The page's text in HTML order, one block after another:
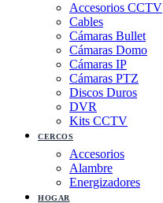
Accesorios CCTV
Cables
Cámaras Bullet
Cámaras Domo
Cámaras IP
Cámaras PTZ
Discos Duros
DVR
Kits CCTV
CERCOS
Accesorios
Alambre
Energizadores
HOGAR